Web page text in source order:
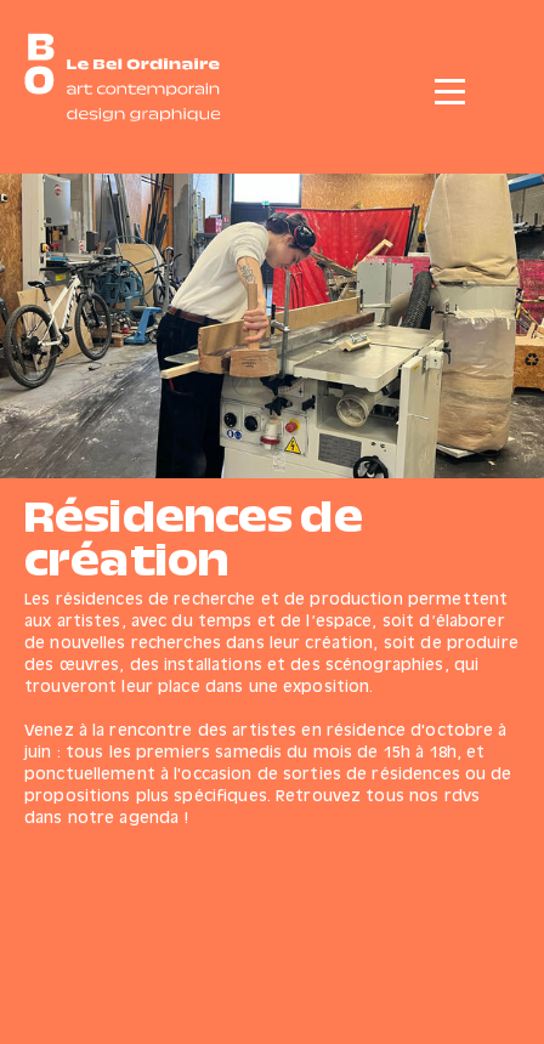
Menu
Résidences de
création
Les résidences de recherche et de production permettent
aux artistes, avec du temps et de l’espace, soit d’élaborer
de nouvelles recherches dans leur création, soit de produire
des œuvres, des installations et des scénographies, qui
trouveront leur place dans une exposition.
Venez à la rencontre des artistes en résidence d'octobre à
juin : tous les premiers samedis du mois de 15h à 18h, et
ponctuellement à l'occasion de sorties de résidences ou de
propositions plus spécifiques. Retrouvez tous nos rdvs
dans notre agenda !